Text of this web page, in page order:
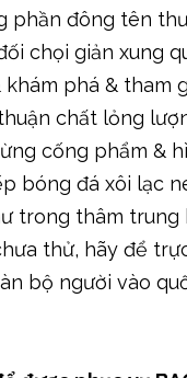
phần đông tên
chọi giản xung
phá & tham
chất lỏng
cống phẩm &
bóng đá xôi lạc
trong thâm trung
thử, hãy để
bộ người vào